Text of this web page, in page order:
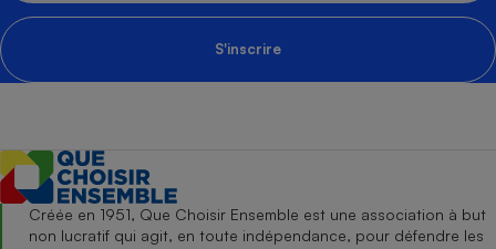
S'inscrire
Créée en 1951, Que Choisir Ensemble est une association à but
non lucratif qui agit, en toute indépendance, pour défendre les